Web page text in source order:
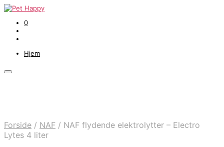
0
Hjem
Forside / NAF / NAF flydende elektrolytter – Electro
Lytes 4 liter